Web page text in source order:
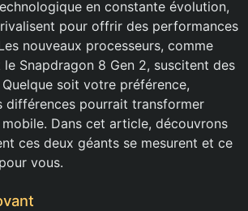
en constante évolution,
pour offrir des performances
nouveaux processeurs, comme
le Snapdragon 8 Gen 2, suscitent des
soit votre préférence,
différences pourrait transformer
Dans cet article, découvrons
ces deux géants se mesurent et ce
vous.